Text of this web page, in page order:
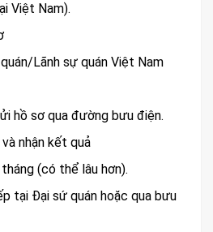
Việt Nam).
Lãnh sự quán Việt Nam
hồ sơ qua đường bưu điện.
nhận kết quả
(có thể lâu hơn).
tại Đại sứ quán hoặc qua bưu